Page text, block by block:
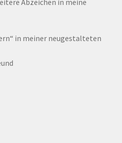
Abzeichen in meine
in meiner neugestalteten